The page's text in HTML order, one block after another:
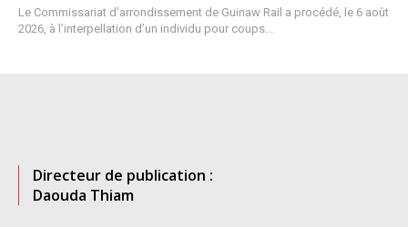
Le Commissariat d’arrondissement de Guinaw Rail a procédé, le 6 août
2026, à l’interpellation d’un individu pour coups...
Directeur de publication :
Daouda Thiam